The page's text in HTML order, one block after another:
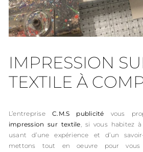
IMPRESSION
TEXTILE À
L’entrepriseC.M.S publicité vous
impression sur textile, si vous habitez
usant d’une expérience et d’un
mettons tout en oeuvre pour vous